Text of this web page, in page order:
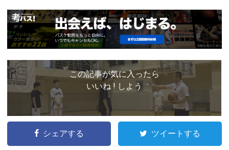
この記事が気に入ったら
いいね ! しよう
シェアする ツイートする